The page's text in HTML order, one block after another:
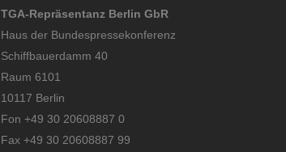
TGA-Repräsentanz Berlin GbR
Haus der Bundespressekonferenz
Schiffbauerdamm 40
Raum 6101
10117 Berlin
Fon +49 30 20608887 0
Fax +49 30 20608887 99